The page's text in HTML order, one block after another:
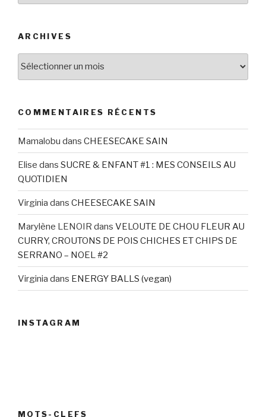
ARCHIVES
Archives
COMMENTAIRES RÉCENTS
Mamalobu dans CHEESECAKE SAIN
Elise dans SUCRE & ENFANT #1 : MES CONSEILS AU
QUOTIDIEN
Virginia dans CHEESECAKE SAIN
Marylène LENOIR dans VELOUTE DE CHOU FLEUR AU
CURRY, CROUTONS DE POIS CHICHES ET CHIPS DE
SERRANO – NOEL #2
Virginia dans ENERGY BALLS (vegan)
INSTAGRAM
MOTS-CLEFS